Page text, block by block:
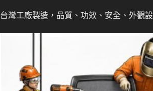
台灣工廠製造，品質、功效、安全、外觀